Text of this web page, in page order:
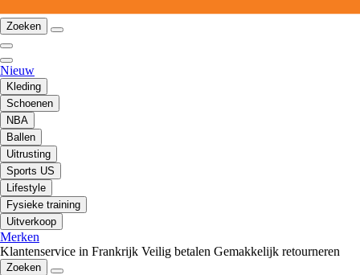
Zoeken
Nieuw
Kleding
Schoenen
NBA
Ballen
Uitrusting
Sports US
Lifestyle
Fysieke training
Uitverkoop
Merken
Klantenservice in Frankrijk Veilig betalen Gemakkelijk retourneren
Zoeken